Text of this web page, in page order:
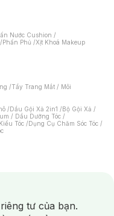
Nước Cushion /
/Phấn Phủ /Xịt Khoá Makeup
/Tẩy Trang Mắt / Môi
/Dầu Gội Xả 2in1 /Bộ Gội Xả /
/ Dầu Dưỡng Tóc /
Tóc /Dụng Cụ Chăm Sóc Tóc /
Hơi /Nước Rửa Tay/
/Bàn Chải Điện/
tư của bạn.